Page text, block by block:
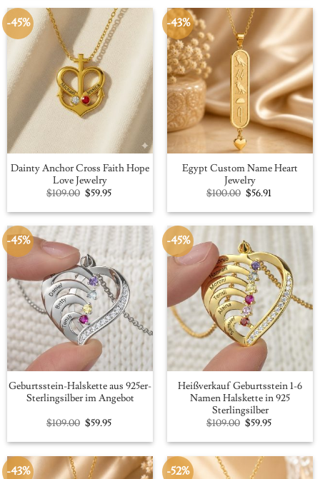
-45%
Dainty Anchor Cross Faith Hope
Love Jewelry
$109.00 Original
price
was:
$59.95Current
is:
-43%
Egypt Custom Name Heart
Jewelry
$100.00 Original
price
was:
$56.91Current
is:
-45%
Geburtsstein-Halskette aus 925er-
Sterlingsilber im Angebot
$109.00 Original
price
was:
$59.95Current
is:
-45%
Heißverkauf Geburtsstein 1-6
Namen Halskette in 925
Sterlingsilber
$109.00 Original
price
was:
$59.95Current
is:
-43% -52%